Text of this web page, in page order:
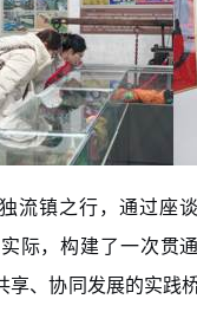
流镇之行，通过座
际，构建了一次贯
享、协同发展的实践